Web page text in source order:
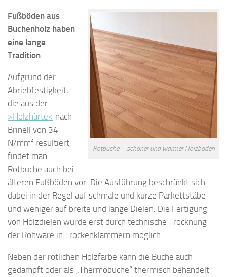
Rotbuche – schöner und warmer Holzboden
Fußböden aus
Buchenholz haben
eine lange
Tradition
Aufgrund der
Abriebfestigkeit,
die aus der
>Holzhärte< nach
Brinell von 34
N/mm² resultiert,
findet man
Rotbuche auch bei
älteren Fußböden vor. Die Ausführung beschränkt sich
dabei in der Regel auf schmale und kurze Parkettstäbe
und weniger auf breite und lange Dielen. Die Fertigung
von Holzdielen wurde erst durch technische Trocknung
der Rohware in Trockenklammern möglich.
Neben der rötlichen Holzfarbe kann die Buche auch
gedämpft oder als „Thermobuche“ thermisch behandelt